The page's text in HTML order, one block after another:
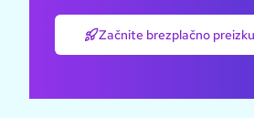
Začnite brezplačno